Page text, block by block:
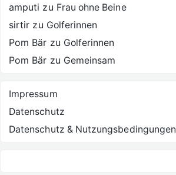
amputi zu Frau ohne Beine
sirtir zu Golferinnen
Pom Bär zu Golferinnen
Pom Bär zu Gemeinsam
Impressum
Datenschutz
Datenschutz & Nutzungsbedingungen